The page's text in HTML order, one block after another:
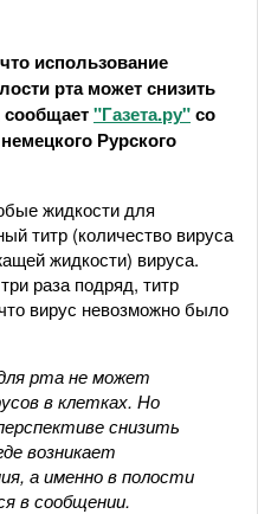
использование
рта может снизить
сообщает"Газета.ру"со
Рурского
жидкости для
титр (количество вируса
жидкости) вируса.
раза подряд, титр
вирус невозможно было
рта не может
в клетках. Но
снизить
возникает
а именно в полости
в сообщении.